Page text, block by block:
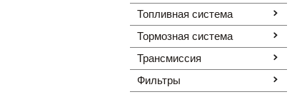
Топливная система
Тормозная система
Трансмиссия
Фильтры